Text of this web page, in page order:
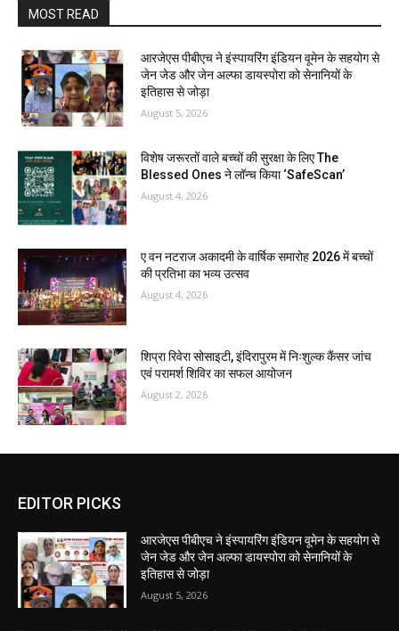
MOST READ
आरजेएस पीबीएच ने इंस्पायरिंग इंडियन वूमेन के सहयोग से
जेन जेड और जेन अल्फा डायस्पोरा को सेनानियों के
इतिहास से जोड़ा
August 5, 2026
विशेष जरूरतों वाले बच्चों की सुरक्षा के लिए The
Blessed Ones ने लॉन्च किया ‘SafeScan’
August 4, 2026
ए वन नटराज अकादमी के वार्षिक समारोह 2026 में बच्चों
की प्रतिभा का भव्य उत्सव
August 4, 2026
शिप्रा रिवेरा सोसाइटी, इंदिरापुरम में निःशुल्क कैंसर जांच
एवं परामर्श शिविर का सफल आयोजन
August 2, 2026
EDITOR PICKS
आरजेएस पीबीएच ने इंस्पायरिंग इंडियन वूमेन के सहयोग से
जेन जेड और जेन अल्फा डायस्पोरा को सेनानियों के
इतिहास से जोड़ा
August 5, 2026